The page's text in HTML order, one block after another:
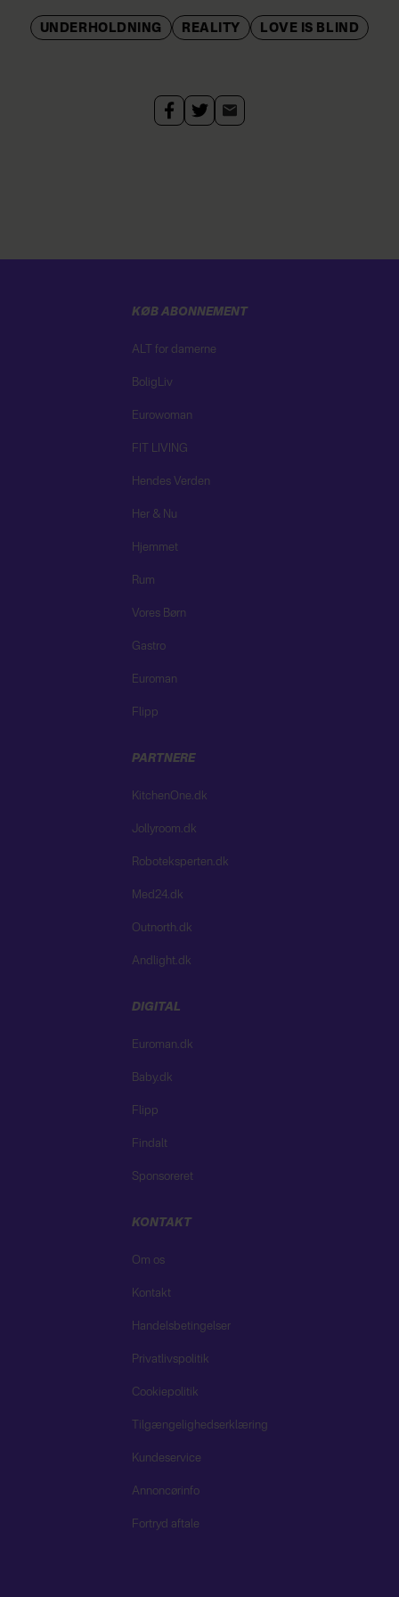
UNDERHOLDNING REALITY LOVE IS BLIND
KØB ABONNEMENT
ALT for damerne
BoligLiv
Eurowoman
FIT LIVING
Hendes Verden
Her & Nu
Hjemmet
Rum
Vores Børn
Gastro
Euroman
Flipp
PARTNERE
KitchenOne.dk
Jollyroom.dk
Roboteksperten.dk
Med24.dk
Outnorth.dk
Andlight.dk
DIGITAL
Euroman.dk
Baby.dk
Flipp
Findalt
Sponsoreret
KONTAKT
Om os
Kontakt
Handelsbetingelser
Privatlivspolitik
Cookiepolitik
Tilgængelighedserklæring
Kundeservice
Annoncørinfo
Fortryd aftale